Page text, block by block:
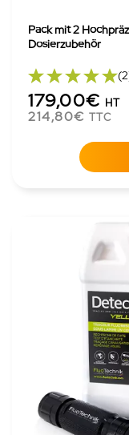
Pack mit 2
Dosierzubehör
179,00€ HT
214,80€ TTC